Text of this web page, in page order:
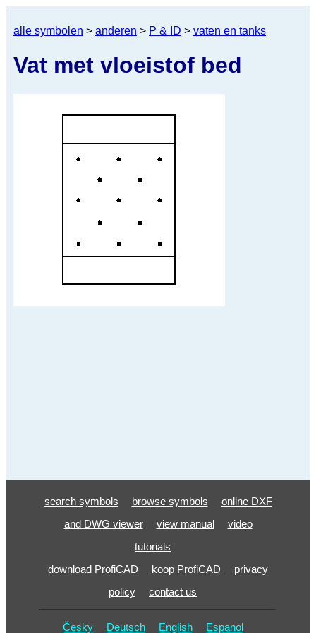
alle symbolen > anderen > P & ID > vaten en tanks
Vat met vloeistof bed
search symbols browse symbols
online DXF
and DWG viewer
view manual
video
tutorials
download ProfiCAD
koop ProfiCAD
privacy
policy
contact us
Česky Deutsch English Espanol